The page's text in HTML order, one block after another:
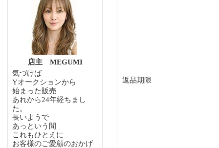
店主 MEGUMI
気づけば
Yオークションから
始まった販売
あれから24年経ちまし
た。
長いようで
あっという間
これもひとえに
お客様のご愛顧のおかげ
返品期限